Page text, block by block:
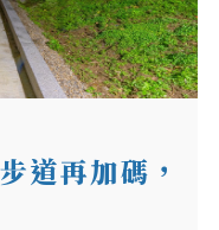
道再加碼，